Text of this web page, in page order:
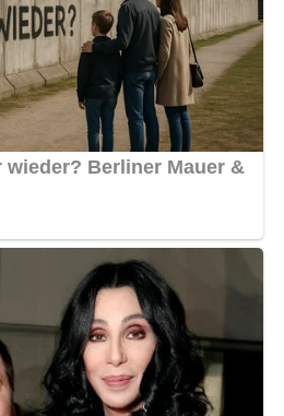
einen besonderen
Achte darauf, die Gläser vor
um die Haltbarkeit zu
Nexö, Berliner Verlag, DDR, 1986